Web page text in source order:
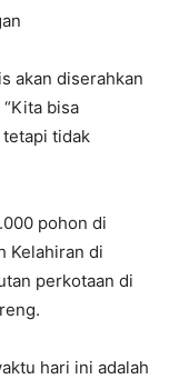
akan diserahkan
bisa
tidak
pohon di
Kelahiran di
perkotaan di
hari ini adalah